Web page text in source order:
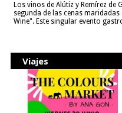
Los vinos de Alútiz y Remírez de
segunda de las cenas
Wine". Este singular evento
Viajes